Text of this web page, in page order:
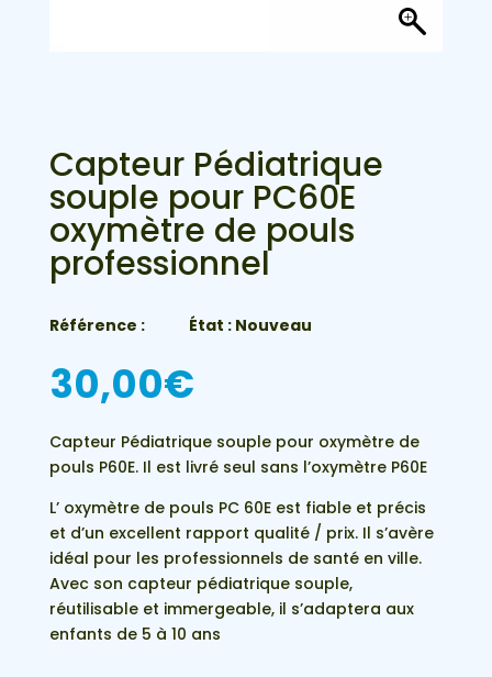
Capteur Pédiatrique
souple pour PC60E
oxymètre de pouls
professionnel
Référence : État : Nouveau
30,00€
Capteur Pédiatrique souple pour oxymètre de
pouls P60E. Il est livré seul sans l’oxymètre P60E
L’ oxymètre de pouls PC 60E est fiable et précis
et d’un excellent rapport qualité / prix. Il s’avère
idéal pour les professionnels de santé en ville.
Avec son capteur pédiatrique souple,
réutilisable et immergeable, il s’adaptera aux
enfants de 5 à 10 ans